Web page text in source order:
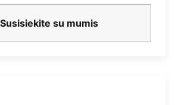
Susisiekite su mumis